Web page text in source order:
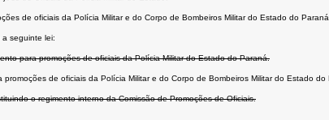
de oficiais da Polícia Militar e do Corpo de Bombeiros Militar do Estado do Paraná.
seguinte lei:
para promoções de oficiais da Polícia Militar do Estado do Paraná.
de oficiais da Polícia Militar e do Corpo de Bombeiros Militar do Estado do
o regimento interno da Comissão de Promoções de Oficiais.